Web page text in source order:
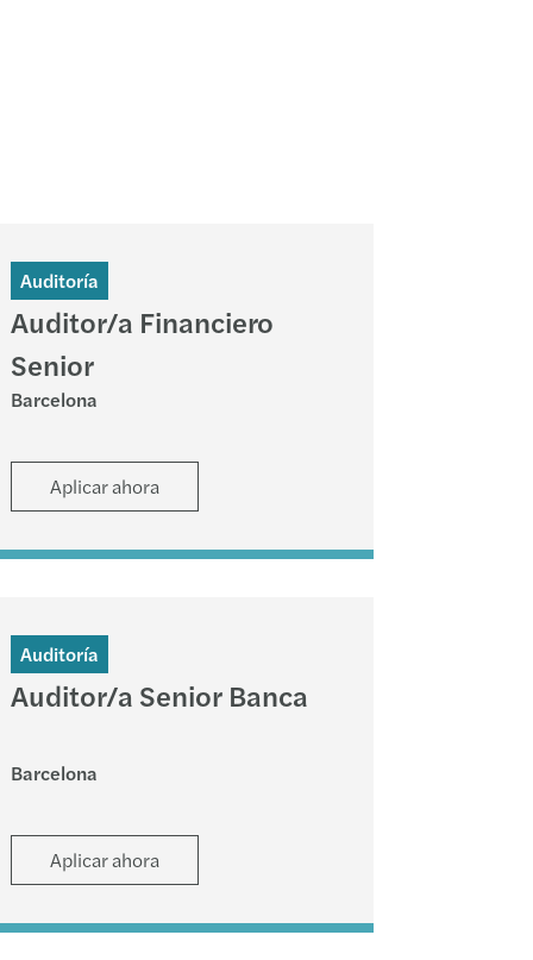
Auditoría
Auditor/a Financiero
Senior
Barcelona
Aplicar ahora
Auditoría
Auditor/a Senior Banca
Barcelona
Aplicar ahora